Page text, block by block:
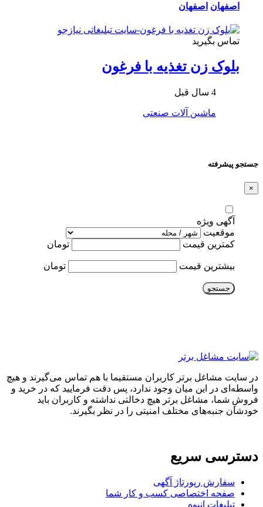
اصفهان اصفهان
تماس بگیرید
بلوک زن تغذیه با فرغون
4 سال قبل
ماشین آلات صنعتی
جستجو پیشرفته
×
آگهی ویژه
موقعیت
کمترین قیمت
تومان
بیشترین قیمت تومان
جستجو
در سایت مشاغل برتر کاربران مستقیما با هم تماس می‌گیرند و هیچ
واسطه‌ای در این میان وجود ندارد، پس دقت فرمایید که در خرید و
فروشِ شما، مشاغل برتر هیچ دخالتی نداشته و کاربران باید
خودشان جنبه‌های مختلف امنیتی را در نظر بگیرند.
دسترسی سریع
سفارش رپورتاژ آگهی
صفحه اختصاصی کسب و کار شما
تبلیغات انبوه